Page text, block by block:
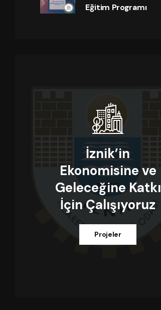
Eğitim Programı
İznik’in
Ekonomisine ve
Geleceğine Katkı
İçin Çalışıyoruz
Projeler